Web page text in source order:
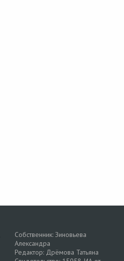
Собственник: Зиновьева
Александра
Редактор: Дрёмова Татьяна